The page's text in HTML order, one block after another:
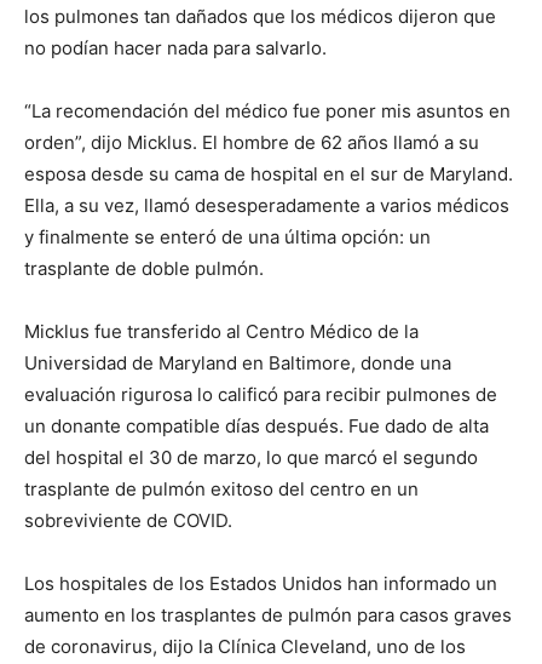
los pulmones tan dañados que los médicos dijeron que
no podían hacer nada para salvarlo.
“La recomendación del médico fue poner mis asuntos en
orden”, dijo Micklus. El hombre de 62 años llamó a su
esposa desde su cama de hospital en el sur de Maryland.
Ella, a su vez, llamó desesperadamente a varios médicos
y finalmente se enteró de una última opción: un
trasplante de doble pulmón.
Micklus fue transferido al Centro Médico de la
Universidad de Maryland en Baltimore, donde una
evaluación rigurosa lo calificó para recibir pulmones de
un donante compatible días después. Fue dado de alta
del hospital el 30 de marzo, lo que marcó el segundo
trasplante de pulmón exitoso del centro en un
sobreviviente de COVID.
Los hospitales de los Estados Unidos han informado un
aumento en los trasplantes de pulmón para casos graves
de coronavirus, dijo la Clínica Cleveland, uno de los